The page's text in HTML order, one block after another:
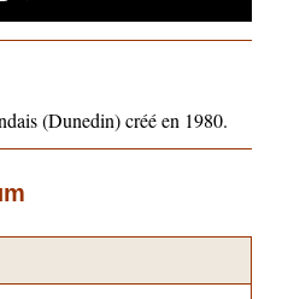
(Dunedin) créé en 1980.